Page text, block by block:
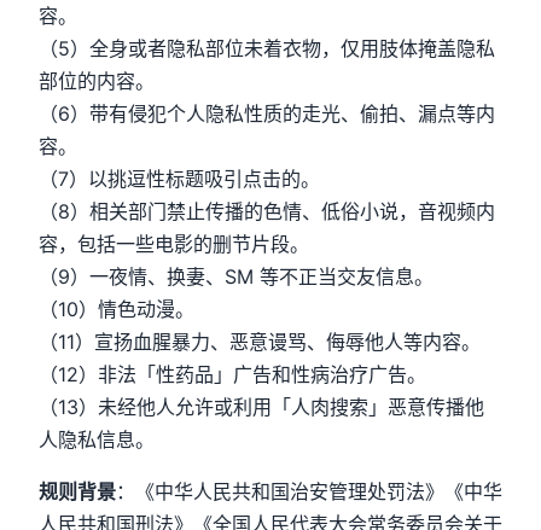
容。
（5）全身或者隐私部位未着衣物，仅用肢体掩盖隐私
部位的内容。
（6）带有侵犯个人隐私性质的走光、偷拍、漏点等内
容。
（7）以挑逗性标题吸引点击的。
（8）相关部门禁止传播的色情、低俗小说，音视频内
容，包括一些电影的删节片段。
（9）一夜情、换妻、SM 等不正当交友信息。
（10）情色动漫。
（11）宣扬血腥暴力、恶意谩骂、侮辱他人等内容。
（12）非法「性药品」广告和性病治疗广告。
（13）未经他人允许或利用「人肉搜索」恶意传播他
人隐私信息。
规则背景：《中华人民共和国治安管理处罚法》《中华
人民共和国刑法》《全国人民代表大会常务委员会关于